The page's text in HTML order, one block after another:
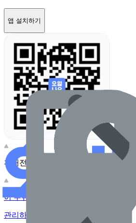
앱 설치하기
휴대전화 카메라로 찍어보세요
이 주유소의 사장님이신가요?
관리하기